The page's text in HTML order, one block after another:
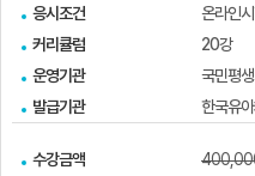
응시조건
온라인
커리큘럼
20강
운영기관
국민평
발급기관
한국유
수강금액